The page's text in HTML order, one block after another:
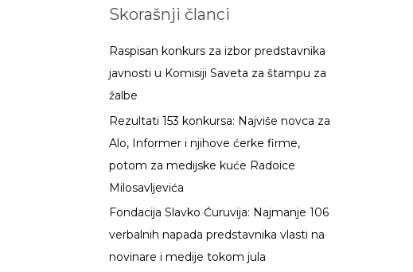
r
g
a
z
a
:
Skorašnji članci
Raspisan konkurs za izbor predstavnika
javnosti u Komisiji Saveta za štampu za
žalbe
Rezultati 153 konkursa: Najviše novca za
Alo, Informer i njihove ćerke firme,
potom za medijske kuće Radoice
Milosavljevića
Fondacija Slavko Ćuruvija: Najmanje 106
verbalnih napada predstavnika vlasti na
novinare i medije tokom jula